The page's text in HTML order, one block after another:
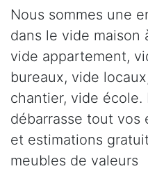
Nous sommes une
dans le vide maison
vide appartement,
bureaux, vide
chantier, vide
débarrasse tout vos
et estimations
meubles de valeurs